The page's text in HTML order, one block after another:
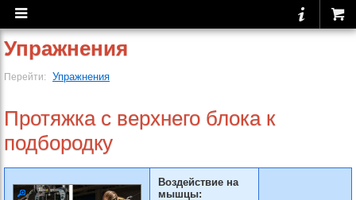
Упражнения
Перейти: Упражнения
Протяжка с верхнего блока к
подбородку
Воздействие на
мышцы: